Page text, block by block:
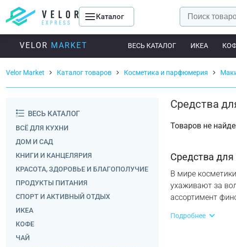
Каталог
VELOR MARKET ВЕСЬ КАТАЛОГ ИКЕА
Velor Market Каталог товаров Косметика и парфюмерия
ВЕСЬ КАТАЛОГ
ВСЁ ДЛЯ КУХНИ
ДОМ И САД
КНИГИ И КАНЦЕЛЯРИЯ
КРАСОТА, ЗДОРОВЬЕ И БЛАГОПОЛУЧИЕ
ПРОДУКТЫ ПИТАНИЯ
СПОРТ И АКТИВНЫЙ ОТДЫХ
ИКЕА
КОФЕ
ЧАЙ
Средства
Товаров не
Средства
В мире
ухаживают за
ассортимент
Подробнее